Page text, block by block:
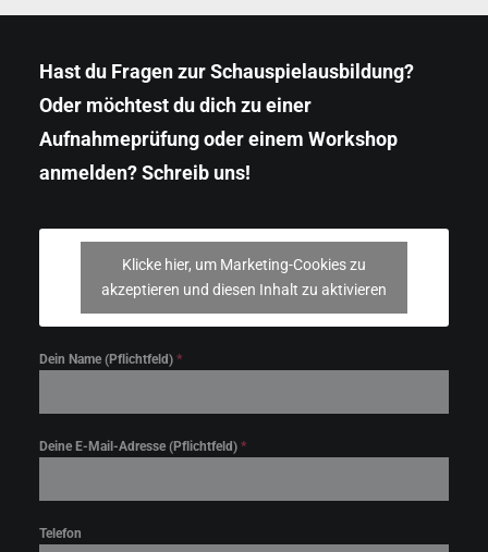
Hast du Fragen zur Schauspielausbildung?
Oder möchtest du dich zu einer
Aufnahmeprüfung oder einem Workshop
anmelden? Schreib uns!
Klicke hier, um Marketing-Cookies zu
akzeptieren und diesen Inhalt zu aktivieren
Dein Name (Pflichtfeld) *
Deine E-Mail-Adresse (Pflichtfeld) *
Telefon